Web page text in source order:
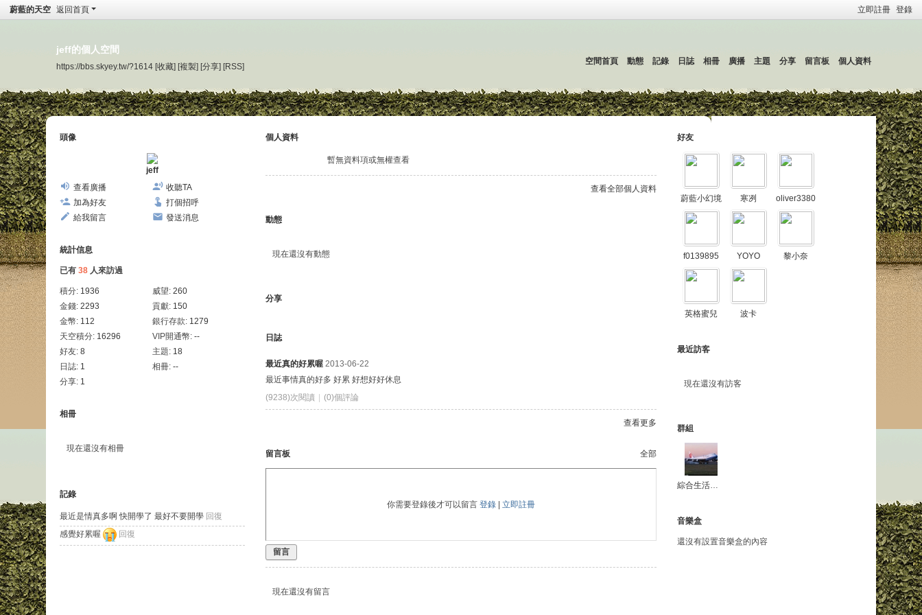
立即註冊 登錄
蔚藍的天空 返回首頁
jeff的個人空間
https://bbs.skyey.tw/?1614 [收藏] [複製] [分享] [RSS]
空間首頁 動態 記錄 日誌 相冊 廣播 主題 分享 留言板 個人資料
頭像
jeff
查看廣播
收聽TA
加為好友
打個招呼
給我留言
發送消息
統計信息
已有 38 人來訪過
積分: 1936 威望: 260
金錢: 2293 貢獻: 150
金幣: 112 銀行存款: 1279
天空積分: 16296 VIP開通幣: --
好友: 8 主題: 18
日誌: 1 相冊: --
分享: 1
相冊
現在還沒有相冊
記錄
最近是情真多啊 快開學了 最好不要開學 回復
感覺好累喔
回復
個人資料
暫無資料項或無權查看
查看全部個人資料
動態
現在還沒有動態
分享
日誌
最近真的好累喔 2013-06-22
最近事情真的好多 好累 好想好好休息
(9238)次閱讀
(0)個評論
查看更多
留言板 全部
你需要登錄後才可以留言 登錄 立即註冊
留言
現在還沒有留言
好友
蔚藍小幻境 寒冽 oliver3380
f0139895 YOYO 黎小奈
英格蜜兒 波卡
最近訪客
現在還沒有訪客
群組
綜合生活群主
音樂盒
還沒有設置音樂盒的內容